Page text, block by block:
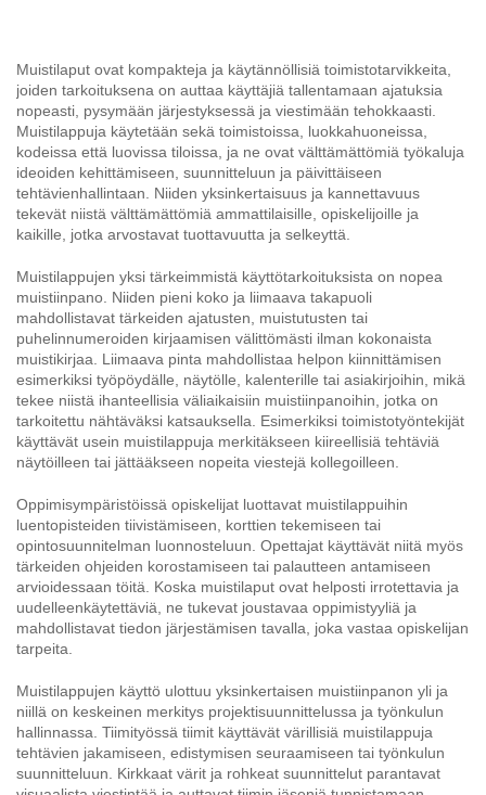
Muistilaput ovat kompakteja ja käytännöllisiä toimistotarvikkeita,
joiden tarkoituksena on auttaa käyttäjiä tallentamaan ajatuksia
nopeasti, pysymään järjestyksessä ja viestimään tehokkaasti.
Muistilappuja käytetään sekä toimistoissa, luokkahuoneissa,
kodeissa että luovissa tiloissa, ja ne ovat välttämättömiä työkaluja
ideoiden kehittämiseen, suunnitteluun ja päivittäiseen
tehtävienhallintaan. Niiden yksinkertaisuus ja kannettavuus
tekevät niistä välttämättömiä ammattilaisille, opiskelijoille ja
kaikille, jotka arvostavat tuottavuutta ja selkeyttä.
Muistilappujen yksi tärkeimmistä käyttötarkoituksista on nopea
muistiinpano. Niiden pieni koko ja liimaava takapuoli
mahdollistavat tärkeiden ajatusten, muistutusten tai
puhelinnumeroiden kirjaamisen välittömästi ilman kokonaista
muistikirjaa. Liimaava pinta mahdollistaa helpon kiinnittämisen
esimerkiksi työpöydälle, näytölle, kalenterille tai asiakirjoihin, mikä
tekee niistä ihanteellisia väliaikaisiin muistiinpanoihin, jotka on
tarkoitettu nähtäväksi katsauksella. Esimerkiksi toimistotyöntekijät
käyttävät usein muistilappuja merkitäkseen kiireellisiä tehtäviä
näytöilleen tai jättääkseen nopeita viestejä kollegoilleen.
Oppimisympäristöissä opiskelijat luottavat muistilappuihin
luentopisteiden tiivistämiseen, korttien tekemiseen tai
opintosuunnitelman luonnosteluun. Opettajat käyttävät niitä myös
tärkeiden ohjeiden korostamiseen tai palautteen antamiseen
arvioidessaan töitä. Koska muistilaput ovat helposti irrotettavia ja
uudelleenkäytettäviä, ne tukevat joustavaa oppimistyyliä ja
mahdollistavat tiedon järjestämisen tavalla, joka vastaa opiskelijan
tarpeita.
Muistilappujen käyttö ulottuu yksinkertaisen muistiinpanon yli ja
niillä on keskeinen merkitys projektisuunnittelussa ja työnkulun
hallinnassa. Tiimityössä tiimit käyttävät värillisiä muistilappuja
tehtävien jakamiseen, edistymisen seuraamiseen tai työnkulun
suunnitteluun. Kirkkaat värit ja rohkeat suunnittelut parantavat